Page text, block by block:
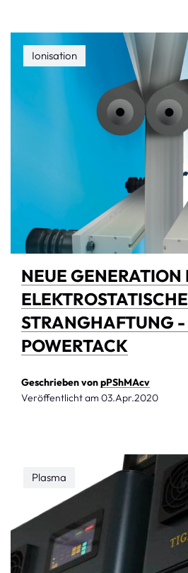
Ionisation
NEUE GENERATION
STRANGHAFTUNG -
POWERTACK
Geschrieben vonpPShMAcv
Veröffentlicht am 03.Apr.2020
Plasma